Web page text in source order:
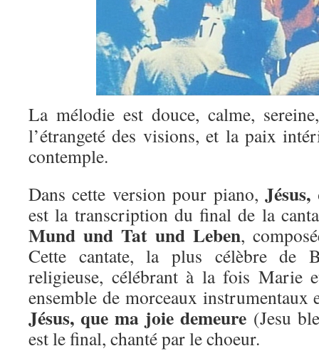
La mélodie est douce, calme,
l’étrangeté des visions, et la paix
contemple.
Dans cette version pour piano,
est la transcription du final de la
Mund und Tat und Leben,
Cette cantate, la plus célèbre de
religieuse, célébrant à la fois Marie
ensemble de morceaux instrumentaux
Jésus, que ma joie demeure (Jesu
est le final, chanté par le choeur.